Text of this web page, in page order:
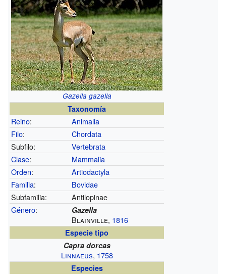
Gazella gazella
Taxonomía
Reino:
Animalia
Filo:
Chordata
Subfilo:
Vertebrata
Clase:
Mammalia
Orden:
Artiodactyla
Familia:
Bovidae
Subfamilia:
Antilopinae
Género: Gazella
Blainville, 1816
Especie tipo
Capra dorcas
Linnaeus, 1758
Especies